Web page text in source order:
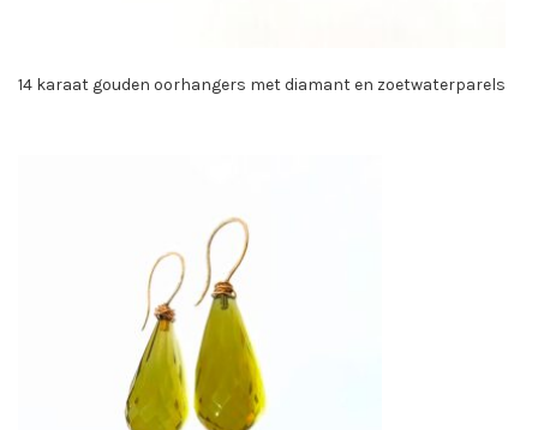
14 karaat gouden oorhangers met diamant en zoetwaterparels